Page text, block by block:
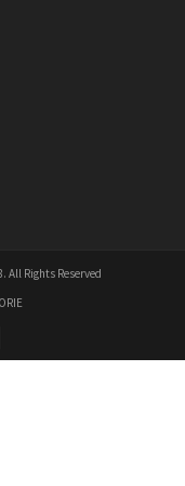
All Rights Reserved